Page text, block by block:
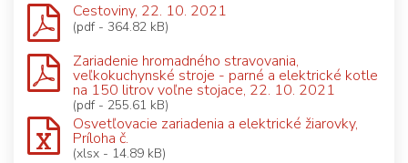
Cestoviny, 22. 10. 2021
(pdf - 364.82 kB)
Zariadenie hromadného stravovania,
veľkokuchynské stroje - parné a elektrické kotle
na 150 litrov voľne stojace, 22. 10. 2021
(pdf - 255.61 kB)
Osvetľovacie zariadenia a elektrické žiarovky,
Príloha č.
(xlsx - 14.89 kB)